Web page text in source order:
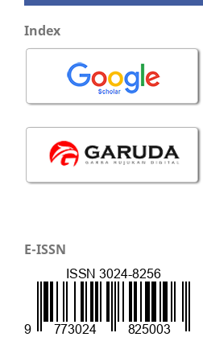
Index
E-ISSN